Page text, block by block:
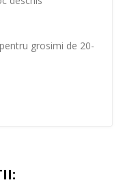
grosimi de 20-